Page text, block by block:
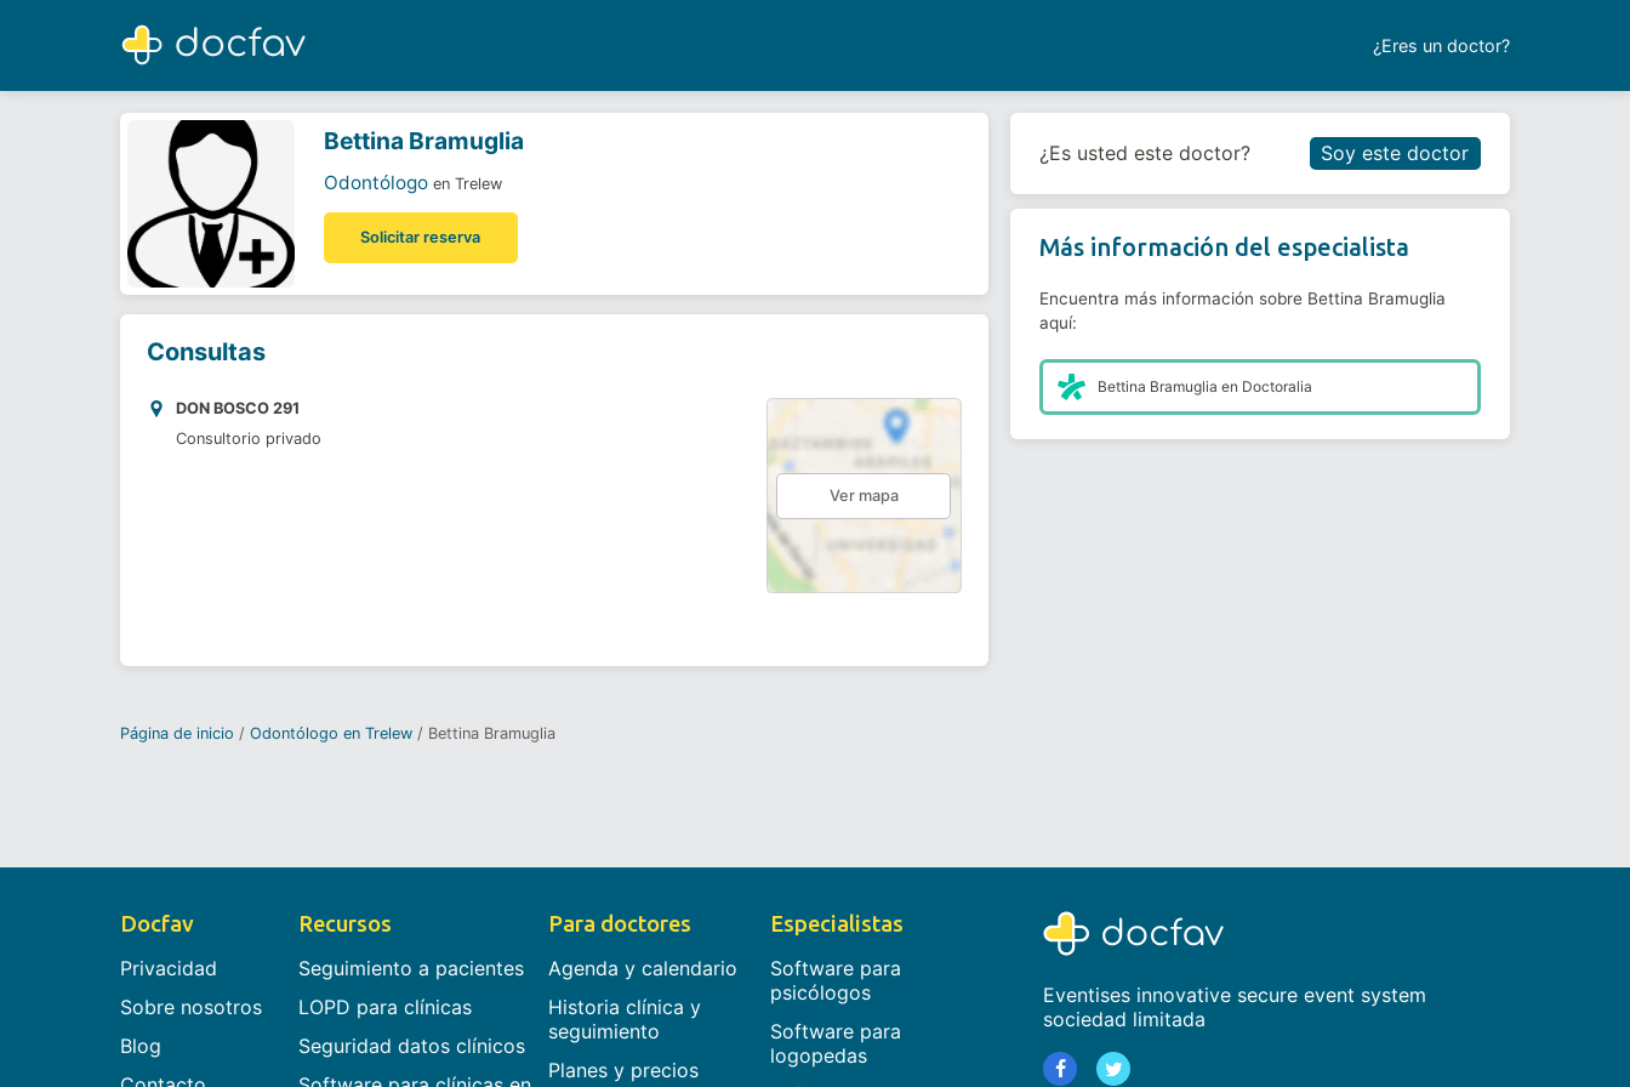
¿Eres un doctor?
Bettina Bramuglia
Odontólogo
Reservar cita
Bettina Bramuglia
Odontólogo en Trelew
Solicitar reserva
Consultas
DON BOSCO 291
Consultorio privado
Ver mapa
¿Es usted este doctor? Soy este doctor
Más información del especialista
Encuentra más información sobre Bettina Bramuglia
aquí:
Bettina Bramuglia en Doctoralia
Página de inicio Odontólogo en Trelew Bettina Bramuglia
Docfav
Privacidad
Sobre nosotros
Blog
Recursos
Seguimiento a pacientes
LOPD para clínicas
Seguridad datos clínicos
Para doctores
Agenda y calendario
Historia clínica y
seguimiento
Planes y precios
Especialistas
Software para
psicólogos
Software para
logopedas
Eventises innovative secure event system
sociedad limitada